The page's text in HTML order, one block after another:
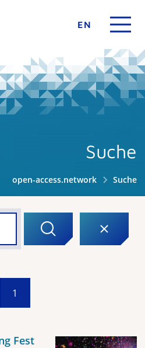
EN
Suche
open-access.network Suche
1
Fest